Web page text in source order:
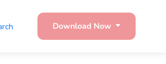
Download Now